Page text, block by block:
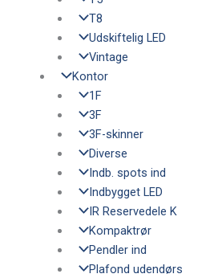
T8
Udskiftelig LED
Vintage
Kontor
1F
3F
3F-skinner
Diverse
Indb. spots ind
Indbygget LED
IR Reservedele K
Kompaktrør
Pendler ind
Plafond udendørs